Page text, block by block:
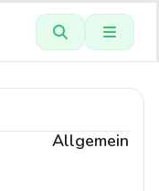
Allgemein